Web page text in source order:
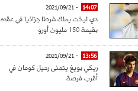
14:07
- 2021/09/21
دي ليخت يملك شرطا جزائيا في عقده
بقيمة 150 مليون أورو
13:56
- 2021/09/21
ريكي بويغ يتمنى رحيل كومان في
أقرب فرصة